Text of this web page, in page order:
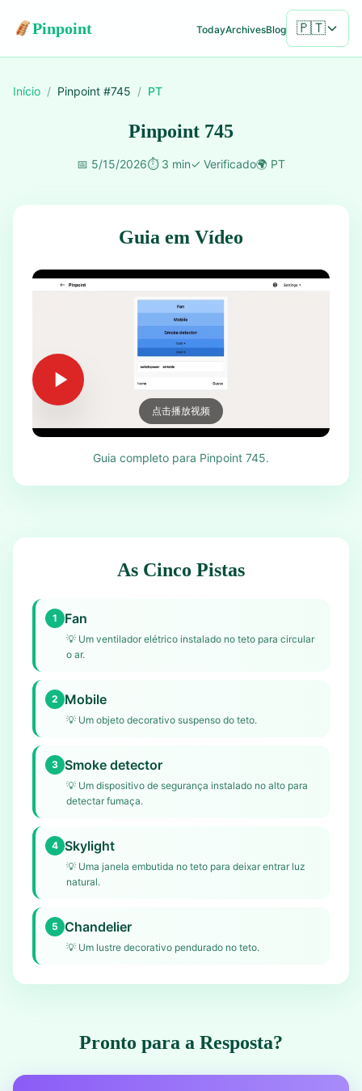
Pinpoint TodayArchivesBlog 🇵🇹
Início / Pinpoint #745 / PT
Pinpoint 745
📅 5/15/2026⏱️ 3 min✓ Verificado🌍 PT
Guia em Vídeo
点击播放视频
Guia completo para Pinpoint 745.
As Cinco Pistas
1 Fan
💡 Um ventilador elétrico instalado no teto para circular
o ar.
2 Mobile
💡 Um objeto decorativo suspenso do teto.
3 Smoke detector
💡 Um dispositivo de segurança instalado no alto para
detectar fumaça.
4 Skylight
💡 Uma janela embutida no teto para deixar entrar luz
natural.
5 Chandelier
💡 Um lustre decorativo pendurado no teto.
Pronto para a Resposta?